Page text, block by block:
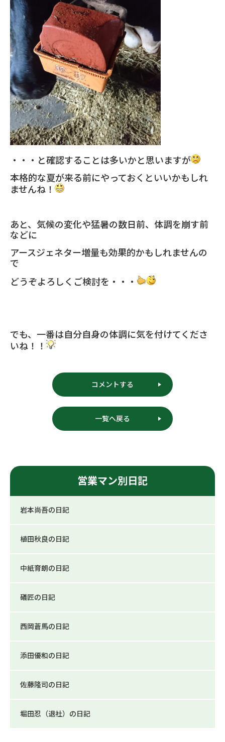
・・・と確認することは多いかと思いますが
本格的な夏が来る前にやっておくといいかもしれ
ませんね！
あと、気候の変化や猛暑の数日前、体調を崩す前
などに
アースジェネター増量も効果的かもしれませんの
で
どうぞよろしくご検討を・・・
でも、一番は自分自身の体調に気を付けてくださ
いね！！
コメントする
一覧へ戻る
営業マン別日記
岩本尚吾の日記
植田秋良の日記
中紙育朗の日記
礒匠の日記
西岡蒼馬の日記
添田優和の日記
佐藤隆司の日記
堀田忍（退社）の日記